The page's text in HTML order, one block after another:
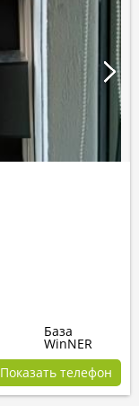
База
WinNER
Показать телефон